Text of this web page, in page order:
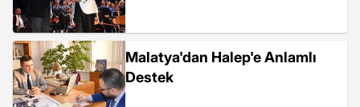
Malatya'dan Halep'e Anlamlı
Destek